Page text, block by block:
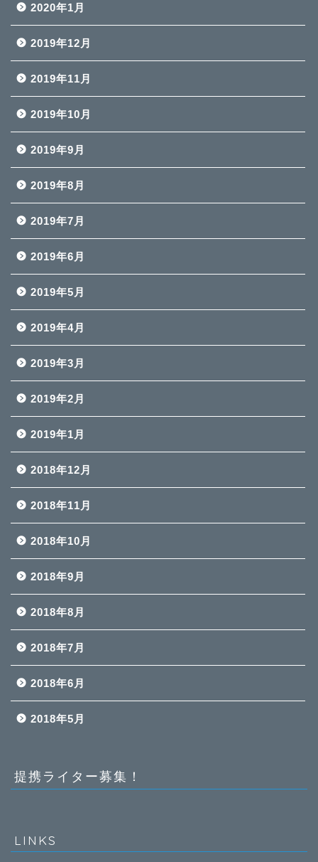
2020年1月
2019年12月
2019年11月
2019年10月
2019年9月
2019年8月
2019年7月
2019年6月
2019年5月
2019年4月
2019年3月
2019年2月
2019年1月
2018年12月
2018年11月
2018年10月
2018年9月
2018年8月
2018年7月
2018年6月
2018年5月
提携ライター募集！
LINKS